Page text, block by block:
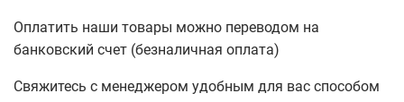
Оплатить наши товары можно переводом на
банковский счет (безналичная оплата)
Свяжитесь с менеджером удобным для вас способом